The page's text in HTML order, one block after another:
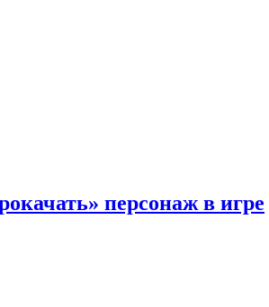
персонаж в игре